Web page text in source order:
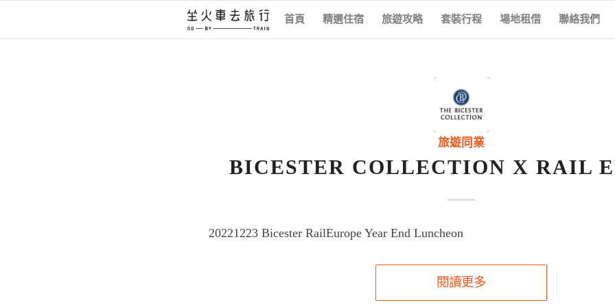
首頁 精選住宿 旅遊攻略 套裝行程 場地租借 聯絡我們
旅遊同業
BICESTER COLLECTION X RAIL
20221223 Bicester RailEurope Year End Luncheon
閱讀更多